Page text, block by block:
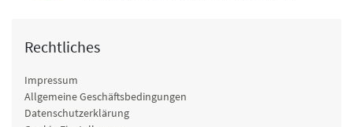
Rechtliches
Impressum
Allgemeine Geschäftsbedingungen
Datenschutzerklärung